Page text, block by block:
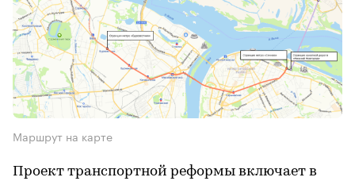
Маршрут на карте
Проект транспортной реформы включает в